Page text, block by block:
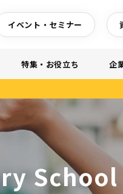
イベント・セミナー
特集・お役立ち 企
School